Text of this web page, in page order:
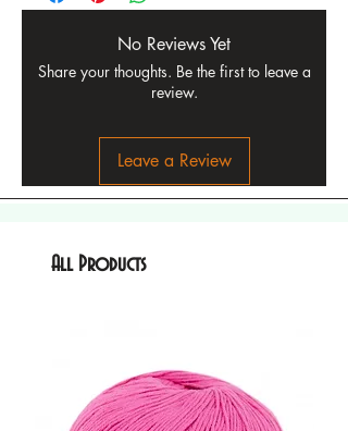
No Reviews Yet
Share your thoughts. Be the first to leave a
review.
Leave a Review
All Products